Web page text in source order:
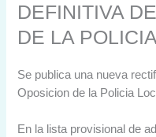
DEFINITIVA
DE LA
Se publica una nueva
Oposicion de la Policia
En la lista provisional de